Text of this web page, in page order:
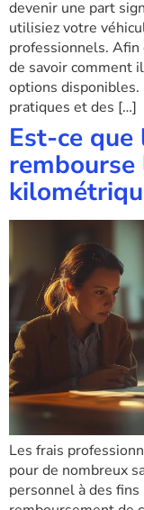
devenir une part
utilisiez votre
professionnels.
de savoir comment
options disponibles.
pratiques et des […]
Est-ce
Les frais
pour de nombreux
personnel à des